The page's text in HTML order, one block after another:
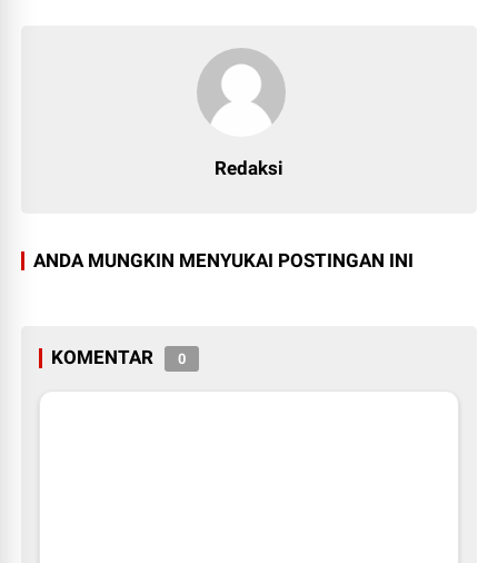
Redaksi
ANDA MUNGKIN MENYUKAI POSTINGAN INI
KOMENTAR 0